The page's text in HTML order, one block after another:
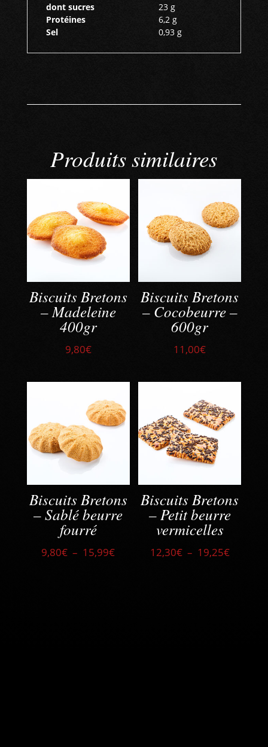
dont sucres
23 g
Protéines
6,2 g
Sel
0,93 g
Produits similaires
Biscuits Bretons
– Madeleine
400gr
9,80€
Biscuits Bretons
– Cocobeurre –
600gr
11,00€
Biscuits Bretons
– Sablé beurre
fourré
9,80€ – 15,99€Plage
Biscuits Bretons
– Petit beurre
vermicelles
12,30€ – 19,25€Plage